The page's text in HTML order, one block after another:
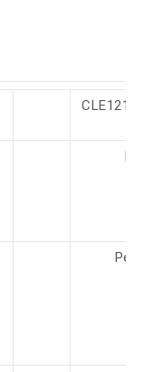
CLE1216